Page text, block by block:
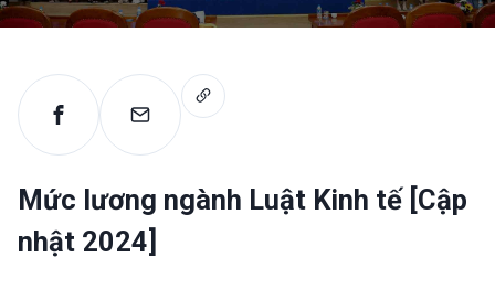
Mức lương ngành Luật Kinh tế [Cập
nhật 2024]